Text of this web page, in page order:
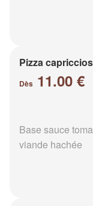
Pizza
Dès 11.00 €
Base sauce
viande hachée